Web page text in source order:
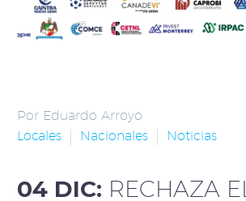
Por Eduardo Arroyo
Locales
Nacionales Noticias
04 DIC: RECHAZA EL